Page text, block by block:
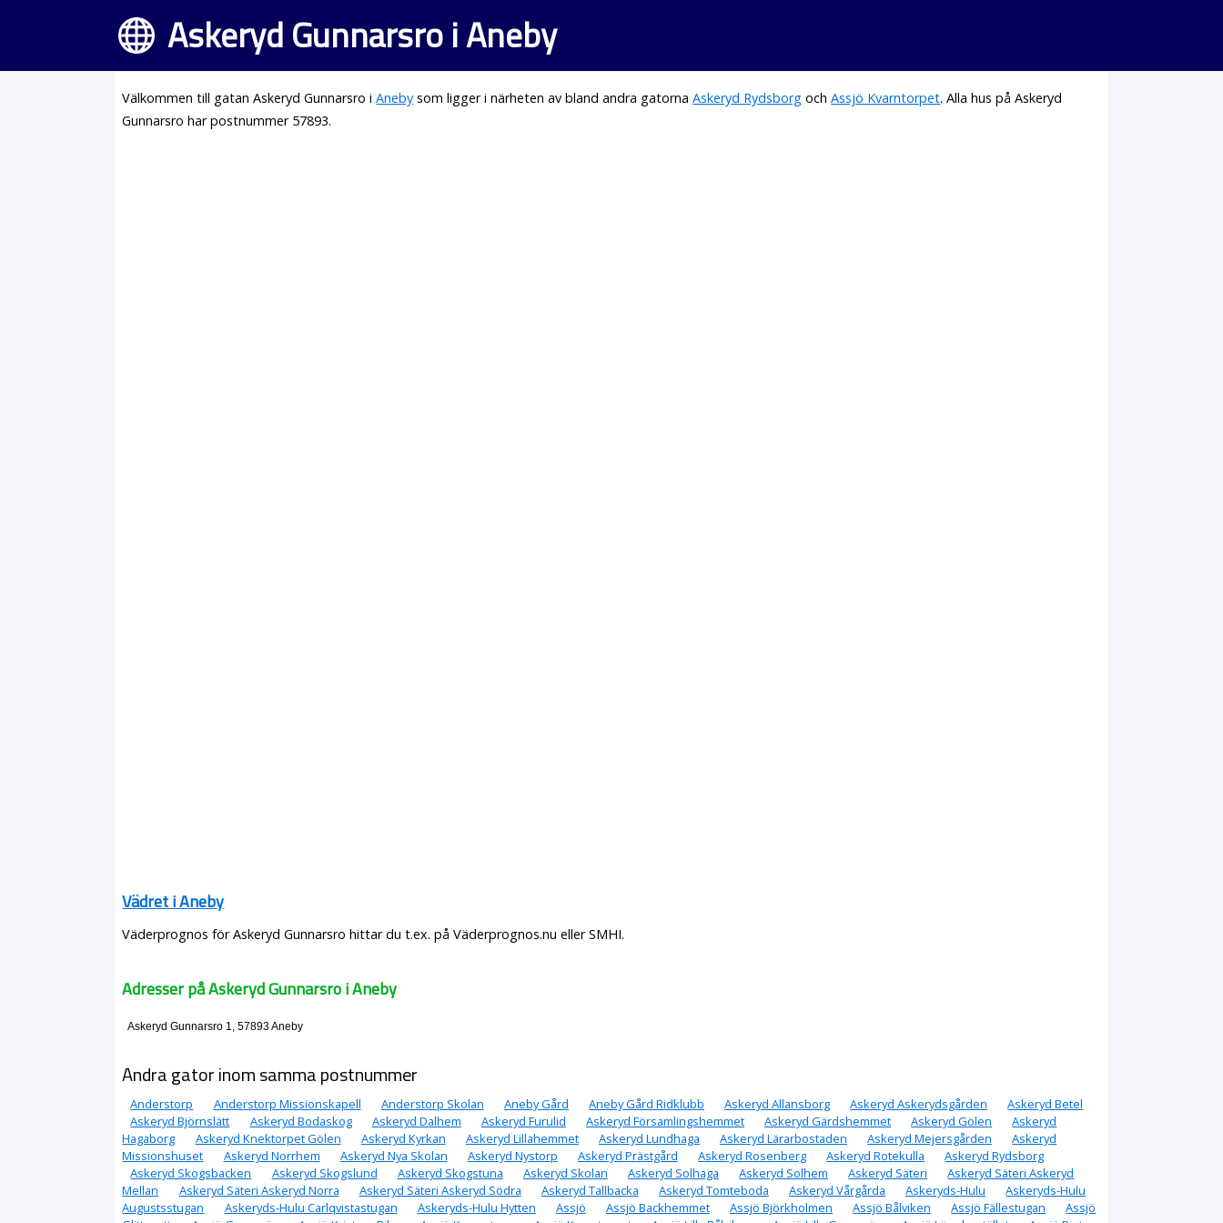
Askeryd Gunnarsro i Aneby
Välkommen till gatan Askeryd Gunnarsro iAneby som ligger i närheten av bland andra gatornaAskeryd Rydsborg ochAssjö Kvarntorpet. Alla hus på Askeryd
Gunnarsro har postnummer 57893.
Vädret i Aneby
Väderprognos för Askeryd Gunnarsro hittar du t.ex. på Väderprognos.nu eller SMHI.
Adresser på Askeryd Gunnarsro i Aneby
Askeryd Gunnarsro 1, 57893 Aneby
Andra gator inom samma postnummer
Anderstorp Anderstorp Missionskapell Anderstorp Skolan Aneby Gård Aneby Gård Ridklubb Askeryd Allansborg Askeryd Askerydsgården
Askeryd Betel
Askeryd Björnslätt
Askeryd Bodaskog Askeryd Dalhem Askeryd Furulid Askeryd Församlingshemmet Askeryd Gärdshemmet Askeryd Gölen
Askeryd
Hagaborg
Askeryd Knektorpet Gölen Askeryd Kyrkan Askeryd Lillahemmet Askeryd Lundhaga Askeryd Lärarbostaden Askeryd Mejersgården
Askeryd
Missionshuset
Askeryd Norrhem Askeryd Nya Skolan Askeryd Nystorp Askeryd Prästgård Askeryd Rosenberg Askeryd Rotekulla
Askeryd Rydsborg
Askeryd Skogsbacken
Askeryd Skogslund Askeryd Skogstuna Askeryd Skolan Askeryd Solhaga Askeryd Solhem Askeryd Säteri
Askeryd Säteri Askeryd
Mellan
Askeryd Säteri Askeryd Norra Askeryd Säteri Askeryd Södra Askeryd Tallbacka Askeryd Tomteboda Askeryd Vårgårda Askeryds-Hulu
Askeryds-Hulu
Augustsstugan
Askeryds-Hulu Carlqvistastugan Askeryds-Hulu Hytten Assjö Assjö Backhemmet Assjö Björkholmen Assjö Bålviken Assjö Fällestugan
Assjö